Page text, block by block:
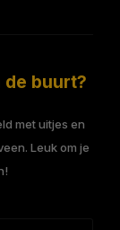
de buurt?
met uitjes en
Leuk om je